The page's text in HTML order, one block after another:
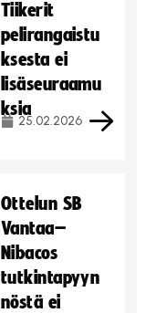
Tiikerit
pelirangaistu
ksesta ei
lisäseuraamu
ksia
25.02.2026
Ottelun SB
Vantaa–
Nibacos
tutkintapyyn
nöstä ei